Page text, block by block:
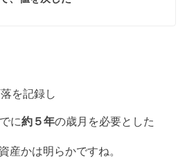
を記録し
に約５年の歳月を必要とした
産かは明らかですね。